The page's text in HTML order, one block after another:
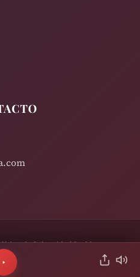
de PrivacidadCookies
| Design by